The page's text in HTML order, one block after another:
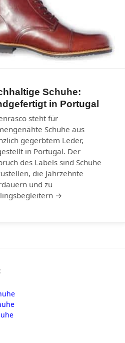
Schuhe:
in Portugal
steht für
Schuhe aus
gegerbtem Leder,
in Portugal. Der
des Labels sind Schuhe
die Jahrzehnte
und zu
→